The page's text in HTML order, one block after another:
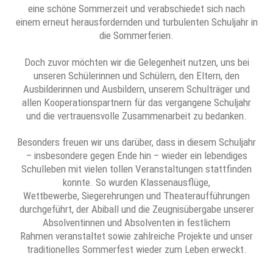
eine schöne Sommerzeit und verabschiedet sich nach
einem erneut herausfordernden und turbulenten Schuljahr in
die Sommerferien.
Doch zuvor möchten wir die Gelegenheit nutzen, uns bei
unseren Schülerinnen und Schülern, den Eltern, den
Ausbilderinnen und Ausbildern, unserem Schulträger und
allen Kooperationspartnern für das vergangene Schuljahr
und die vertrauensvolle Zusammenarbeit zu bedanken.
Besonders freuen wir uns darüber, dass in diesem Schuljahr
– insbesondere gegen Ende hin – wieder ein lebendiges
Schulleben mit vielen tollen Veranstaltungen stattfinden
konnte. So wurden Klassenausflüge,
Wettbewerbe, Siegerehrungen und Theateraufführungen
durchgeführt, der Abiball und die Zeugnisübergabe unserer
Absolventinnen und Absolventen in festlichem
Rahmen veranstaltet sowie zahlreiche Projekte und unser
traditionelles Sommerfest wieder zum Leben erweckt.